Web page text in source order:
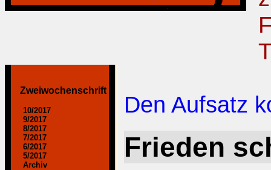
Zweiwochenschrift
10/2017
9/2017
8/2017
7/2017
6/2017
5/2017
Archiv
Den Aufsatz
Frieden